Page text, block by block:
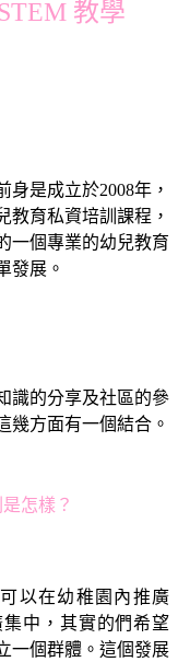
教學
是成立於2008年，
教育私資培訓課程，
一個專業的幼兒教育
發展。
識的分享及社區的參
幾方面有一個結合。
怎樣？
以在幼稚園內推廣
集中，其實的們希望
一個群體。這個發展